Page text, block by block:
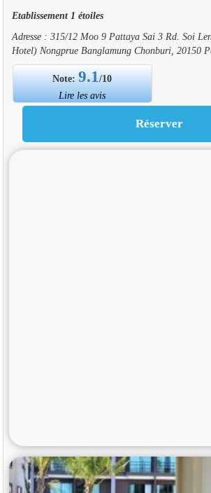
Etablissement 1 étoiles
Adresse : 315/12 Moo 9 Pattaya Sai 3 Rd. Soi
Hotel) Nongprue Banglamung Chonburi, 20150
Note:9.1/10
Lire les avis